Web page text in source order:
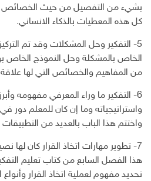
بشيء من التفصيل من حيث الخصائص
كل هذه المعطيات بالذكاء الانساني.
5- التفكير وحل المشكلات وقد تم
الخاص بالمشكلة وحل النموذج الخاص
من المفاهيم والخصائص التي لها
6- التفكير ما وراء المعرفي مفهومه
واستراتيجياته وما إن كان للمعلم دور
واختتم هذا الباب بالعديد من التطبيقات
7- تطوير مهارات اتخاذ القرار كان لها
هذا الفصل السابع من كتاب تعليم
تحديد مفهوم لعملية اتخاذ القرار وأنواع